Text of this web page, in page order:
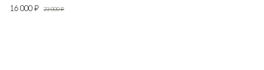
16 000 ₽ 23 000 ₽